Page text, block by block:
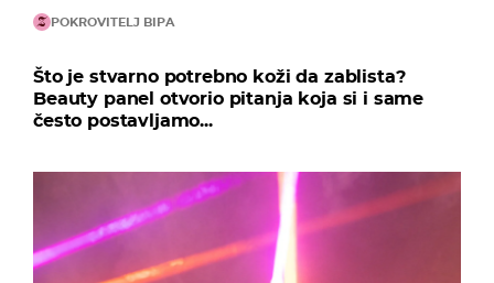
POKROVITELJ BIPA
Što je stvarno potrebno koži da zablista?
Beauty panel otvorio pitanja koja si i same
često postavljamo...